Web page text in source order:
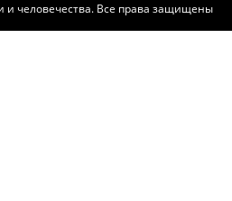
и человечества. Все права защищены